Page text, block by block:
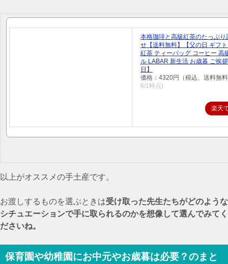
本格珈琲と高級紅茶のたっぷり
せ【送料無料】【父の日 ギフ
紅茶 ティーバッグ コーヒー 高
ル LABAR 新生活 お歳暮 ご挨
日】
価格：4320円（税込、送料無
6/1時点)
楽天
以上がオススメの手土産です。
お渡しするものを選ぶときは受け取った先生たちがどのような
シチュエーションで手に取られるのかを想像して選んでみてく
ださいね。
保育園や幼稚園にお中元やお歳暮は必要？のまと